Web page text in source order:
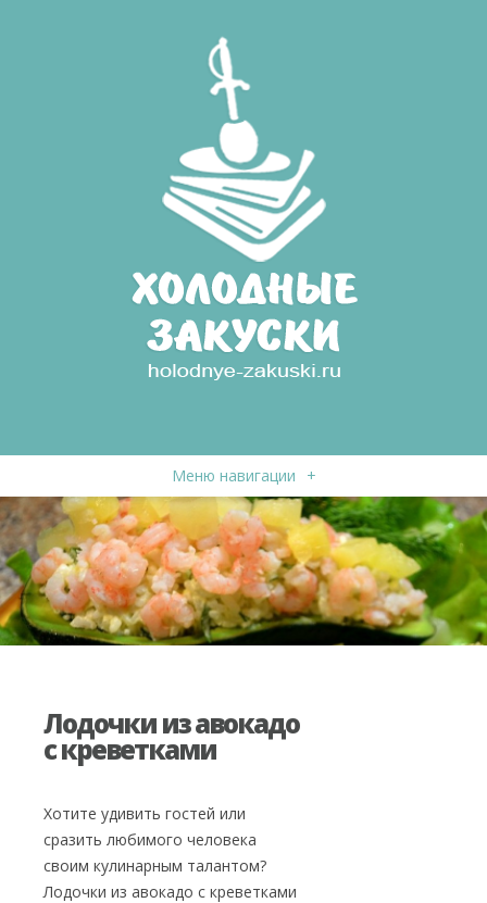
Меню навигации +
Лодочки из авокадо
с креветками
Хотите удивить гостей или
сразить любимого человека
своим кулинарным талантом?
Лодочки из авокадо с креветками